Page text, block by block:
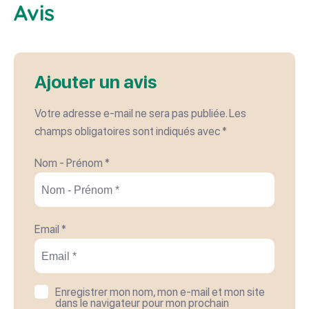
Jeux pour enfants
Services
Nettoyage / ménage
Conforts
Barbecue Chauffage Draps et linges compris
Lave linge privatif Lave vaisselle
Matériel enfant Micro-ondes Réfrigérateur
Avis
Ajouter un avis
Votre adresse e-mail ne sera pas publiée. Les
champs obligatoires sont indiqués avec*
Nom - Prénom *
Email *
Enregistrer mon nom, mon e-mail et mon site
dans le navigateur pour mon prochain